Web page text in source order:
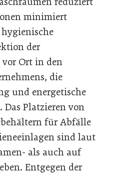
minimiert
der
Ort in den
die
und energetische
Das Platzieren von
für Abfälle
sind laut
als auch auf
Entgegen der